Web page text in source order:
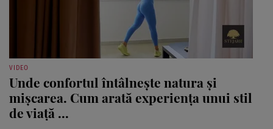
VIDEO
Unde confortul întâlnește natura și
mișcarea. Cum arată experiența unui stil
de viață ...